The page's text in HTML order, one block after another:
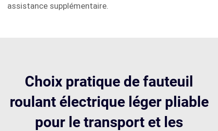
assistance supplémentaire.
Choix pratique de fauteuil
roulant électrique léger pliable
pour le transport et les